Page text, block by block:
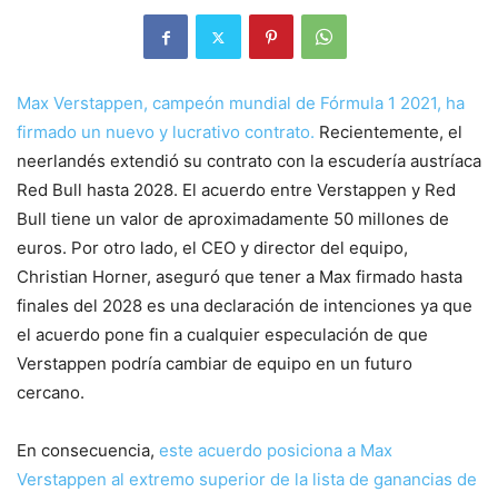
Max Verstappen, campeón mundial de Fórmula 1 2021, ha
firmado un nuevo y lucrativo contrato. Recientemente, el
neerlandés extendió su contrato con la escudería austríaca
Red Bull hasta 2028. El acuerdo entre Verstappen y Red
Bull tiene un valor de aproximadamente 50 millones de
euros. Por otro lado, el CEO y director del equipo,
Christian Horner, aseguró que tener a Max firmado hasta
finales del 2028 es una declaración de intenciones ya que
el acuerdo pone fin a cualquier especulación de que
Verstappen podría cambiar de equipo en un futuro
cercano.
En consecuencia, este acuerdo posiciona a Max
Verstappen al extremo superior de la lista de ganancias de